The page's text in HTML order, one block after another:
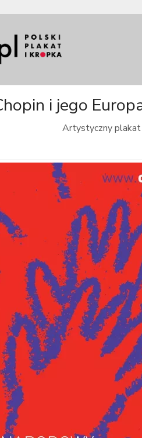
i jego
Artystyczny plakat